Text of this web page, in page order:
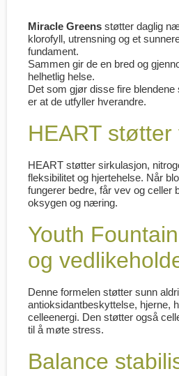
Miracle Greens støtter daglig
klorofyll, utrensning og et
fundament.
Sammen gir de en bred og
helhetlig helse.
Det som gjør disse fire
er at de utfyller hverandre.
HEART støtter
HEART støtter sirkulasjon,
fleksibilitet og hjertehelse. Når
fungerer bedre, får vev og celler
oksygen og næring.
Youth
og
Denne formelen støtter sunn
antioksidantbeskyttelse, hjerne,
celleenergi. Den støtter også
til å møte stress.
Balance